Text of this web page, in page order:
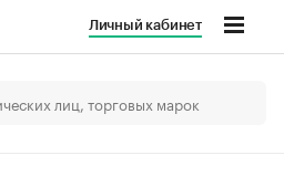
Личный кабинет